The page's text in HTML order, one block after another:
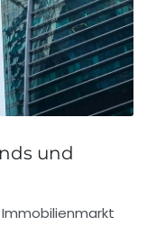
und